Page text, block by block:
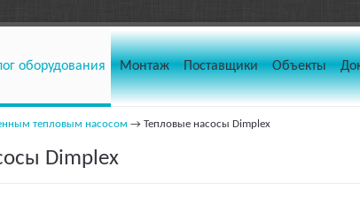
оборудования Монтаж Поставщики Объекты
тепловым насосом → Тепловые насосы Dimplex
Dimplex